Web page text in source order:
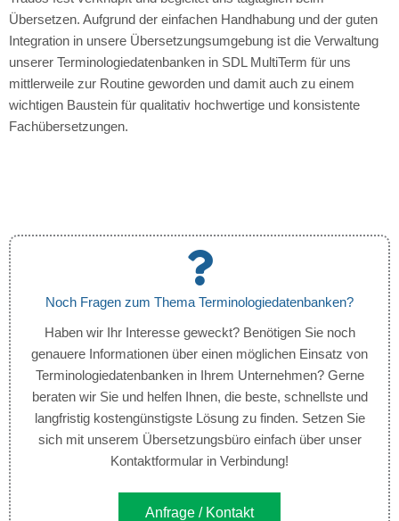
Übersetzen. Aufgrund der einfachen Handhabung und der guten
Integration in unsere Übersetzungsumgebung ist die Verwaltung
unserer Terminologiedatenbanken in SDL MultiTerm für uns
mittlerweile zur Routine geworden und damit auch zu einem
wichtigen Baustein für qualitativ hochwertige und konsistente
Fachübersetzungen.
Noch Fragen zum Thema Terminologiedatenbanken?
Haben wir Ihr Interesse geweckt? Benötigen Sie noch
genauere Informationen über einen möglichen Einsatz von
Terminologiedatenbanken in Ihrem Unternehmen? Gerne
beraten wir Sie und helfen Ihnen, die beste, schnellste und
langfristig kostengünstigste Lösung zu finden. Setzen Sie
sich mit unserem Übersetzungsbüro einfach über unser
Kontaktformular in Verbindung!
Anfrage / Kontakt